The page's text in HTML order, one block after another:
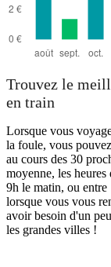
Trouvez le
en train
Lorsque vous
la foule, vous
au cours des 30
moyenne, les
9h le matin, ou
lorsque vous vous
avoir besoin d'un
les grandes villes !